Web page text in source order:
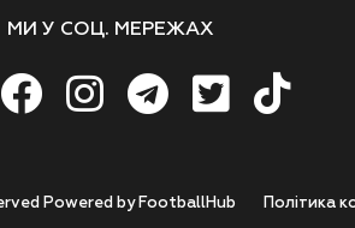
МИ У СОЦ. МЕРЕЖАХ
Полiтика
Powered by FootballHub